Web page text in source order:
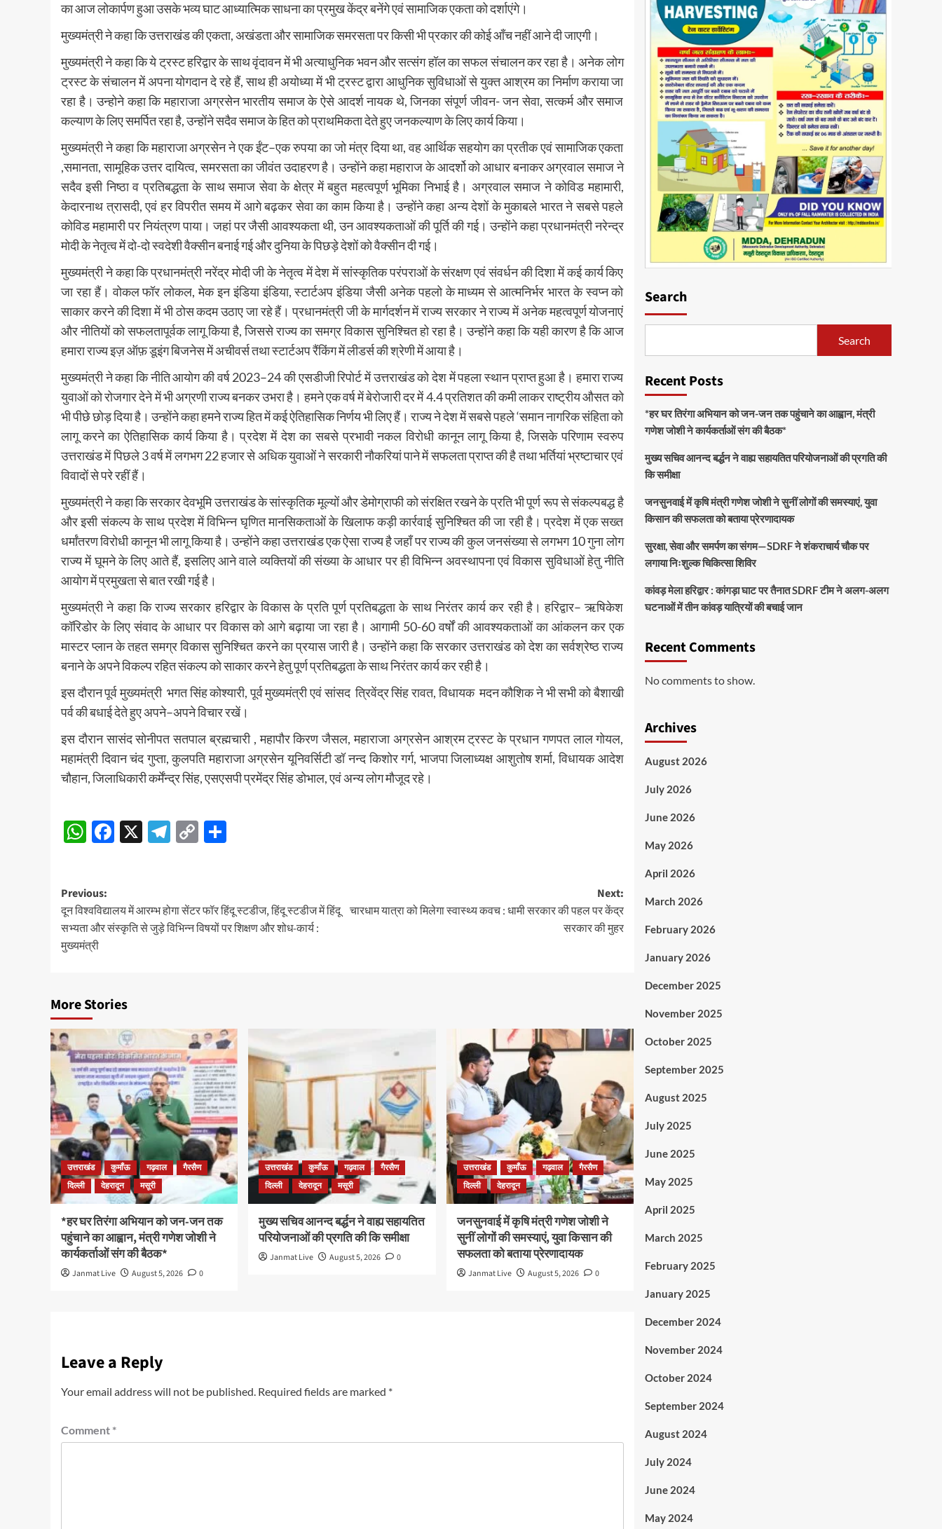
का आज लोकार्पण हुआ उसके भव्य घाट आध्यात्मिक साधना का प्रमुख केंद्र बनेंगे एवं सामाजिक एकता को दर्शाएंगे।
मुख्यमंत्री ने कहा कि उत्तराखंड की एकता, अखंडता और सामाजिक समरसता पर किसी भी प्रकार की कोई आँच नहीं आने दी जाएगी।
मुख्यमंत्री ने कहा कि ये ट्रस्ट हरिद्वार के साथ वृंदावन में भी अत्याधुनिक भवन और सत्संग हॉल का सफल संचालन कर रहा है। अनेक लोग
ट्रस्ट के संचालन में अपना योगदान दे रहे हैं, साथ ही अयोध्या में भी ट्रस्ट द्वारा आधुनिक सुविधाओं से युक्त आश्रम का निर्माण कराया जा
रहा है। उन्होने कहा कि महाराजा अग्रसेन भारतीय समाज के ऐसे आदर्श नायक थे, जिनका संपूर्ण जीवन- जन सेवा, सत्कर्म और समाज
कल्याण के लिए समर्पित रहा है, उन्होंने सदैव समाज के हित को प्राथमिकता देते हुए जनकल्याण के लिए कार्य किया।
मुख्यमंत्री ने कहा कि महाराजा अग्रसेन ने एक ईंट–एक रुपया का जो मंत्र दिया था, वह आर्थिक सहयोग का प्रतीक एवं सामाजिक एकता
,समानता, सामूहिक उत्तर दायित्व, समरसता का जीवंत उदाहरण है। उन्होंने कहा महाराज के आदर्शो को आधार बनाकर अग्रवाल समाज ने
सदैव इसी निष्ठा व प्रतिबद्धता के साथ समाज सेवा के क्षेत्र में बहुत महत्वपूर्ण भूमिका निभाई है। अग्रवाल समाज ने कोविड महामारी,
केदारनाथ त्रासदी, एवं हर विपरीत समय में आगे बढ़कर सेवा का काम किया है। उन्होंने कहा अन्य देशों के मुकाबले भारत ने सबसे पहले
कोविड महामारी पर नियंत्रण पाया। जहां पर जैसी आवश्यकता थी, उन आवश्यकताओं की पूर्ति की गई। उन्होंने कहा प्रधानमंत्री नरेन्द्र
मोदी के नेतृत्व में दो-दो स्वदेशी वैक्सीन बनाई गई और दुनिया के पिछड़े देशों को वैक्सीन दी गई।
मुख्यमंत्री ने कहा कि प्रधानमंत्री नरेंद्र मोदी जी के नेतृत्व में देश में सांस्कृतिक परंपराओं के संरक्षण एवं संवर्धन की दिशा में कई कार्य किए
जा रहा हैं। वोकल फॉर लोकल, मेक इन इंडिया इंडिया, स्टार्टअप इंडिया जैसी अनेक पहलो के माध्यम से आत्मनिर्भर भारत के स्वप्न को
साकार करने की दिशा में भी ठोस कदम उठाए जा रहे हैं। प्रधानमंत्री जी के मार्गदर्शन में राज्य सरकार ने राज्य में अनेक महत्वपूर्ण योजनाएं
और नीतियों को सफलतापूर्वक लागू किया है, जिससे राज्य का समग्र विकास सुनिश्चित हो रहा है। उन्होंने कहा कि यही कारण है कि आज
हमारा राज्य इज़ ऑफ़ डूइंग बिजनेस में अचीवर्स तथा स्टार्टअप रैंकिंग में लीडर्स की श्रेणी में आया है।
मुख्यमंत्री ने कहा कि नीति आयोग की वर्ष 2023–24 की एसडीजी रिपोर्ट में उत्तराखंड को देश में पहला स्थान प्राप्त हुआ है। हमारा राज्य
युवाओं को रोजगार देने में भी अग्रणी राज्य बनकर उभरा है। हमने एक वर्ष में बेरोजारी दर में 4.4 प्रतिशत की कमी लाकर राष्ट्रीय औसत को
भी पीछे छोड़ दिया है। उन्होंने कहा हमने राज्य हित में कई ऐतिहासिक निर्णय भी लिए हैं। राज्य ने देश में सबसे पहले ‘समान नागरिक संहिता को
लागू करने का ऐतिहासिक कार्य किया है। प्रदेश में देश का सबसे प्रभावी नकल विरोधी कानून लागू किया है, जिसके परिणाम स्वरुप
उत्तराखंड में पिछले 3 वर्ष में लगभग 22 हजार से अधिक युवाओं ने सरकारी नौकरियां पाने में सफलता प्राप्त की है तथा भर्तियां भ्रष्टाचार एवं
विवादों से परे रहीं हैं।
मुख्यमंत्री ने कहा कि सरकार देवभूमि उत्तराखंड के सांस्कृतिक मूल्यों और डेमोग्राफी को संरक्षित रखने के प्रति भी पूर्ण रूप से संकल्पबद्ध है
और इसी संकल्प के साथ प्रदेश में विभिन्न घृणित मानसिकताओं के खिलाफ कड़ी कार्रवाई सुनिश्चित की जा रही है। प्रदेश में एक सख्त
धर्मांतरण विरोधी कानून भी लागू किया है। उन्होंने कहा उत्तराखंड एक ऐसा राज्य है जहाँ पर राज्य की कुल जनसंख्या से लगभग 10 गुना लोग
राज्य में घूमने के लिए आते हैं, इसलिए आने वाले व्यक्तियों की संख्या के आधार पर ही विभिन्न अवस्थापना एवं विकास सुविधाओं हेतु नीति
आयोग में प्रमुखता से बात रखी गई है।
मुख्यमंत्री ने कहा कि राज्य सरकार हरिद्वार के विकास के प्रति पूर्ण प्रतिबद्धता के साथ निरंतर कार्य कर रही है। हरिद्वार– ऋषिकेश
कॉरिडोर के लिए संवाद के आधार पर विकास को आगे बढ़ाया जा रहा है। आगामी 50-60 वर्षों की आवश्यकताओं का आंकलन कर एक
मास्टर प्लान के तहत समग्र विकास सुनिश्चित करने का प्रयास जारी है। उन्होंने कहा कि सरकार उत्तराखंड को देश का सर्वश्रेष्ठ राज्य
बनाने के अपने विकल्प रहित संकल्प को साकार करने हेतु पूर्ण प्रतिबद्धता के साथ निरंतर कार्य कर रही है।
इस दौरान पूर्व मुख्यमंत्री भगत सिंह कोश्यारी, पूर्व मुख्यमंत्री एवं सांसद त्रिवेंद्र सिंह रावत, विधायक मदन कौशिक ने भी सभी को बैशाखी
पर्व की बधाई देते हुए अपने–अपने विचार रखें।
इस दौरान सासंद सोनीपत सतपाल ब्रह्मचारी , महापौर किरण जैसल, महाराजा अग्रसेन आश्रम ट्रस्ट के प्रधान गणपत लाल गोयल,
महामंत्री दिवान चंद गुप्ता, कुलपति महाराजा अग्रसेन यूनिवर्सिटी डॉ नन्द किशोर गर्ग, भाजपा जिलाध्यक्ष आशुतोष शर्मा, विधायक आदेश
चौहान, जिलाधिकारी कर्मेंन्द्र सिंह, एसएसपी प्रमेंद्र सिंह डोभाल, एवं अन्य लोग मौजूद रहे।
Post
Navigation
WhatsApp
Facebook
X Telegram
Copy
Post
navigation
Previous:
दून विश्वविद्यालय में आरम्भ होगा सेंटर फॉर हिंदू स्टडीज, हिंदू स्टडीज में हिंदू
सभ्यता और संस्कृति से जुड़े विभिन्न विषयों पर शिक्षण और शोध-कार्य :
मुख्यमंत्री
Next:
चारधाम यात्रा को मिलेगा स्वास्थ्य कवच : धामी सरकार की पहल पर केंद्र
सरकार की मुहर
More Stories
उत्तराखंड कुमाँऊ गढ़वाल
गैरसैण
दिल्ली
देहरादून मसूरी
*हर घर तिरंगा अभियान को जन-जन तक
पहुंचाने का आह्वान, मंत्री गणेश जोशी ने
कार्यकर्ताओं संग की बैठक*
Janmat Live August 5, 2026 0
उत्तराखंड कुमाँऊ गढ़वाल
गैरसैण
दिल्ली
देहरादून मसूरी
मुख्य सचिव आनन्द बर्द्धन ने वाह्य सहायतित
परियोजनाओं की प्रगति की कि समीक्षा
Janmat Live August 5, 2026 0
उत्तराखंड कुमाँऊ गढ़वाल
गैरसैण
दिल्ली
देहरादून
जनसुनवाई में कृषि मंत्री गणेश जोशी ने
सुनीं लोगों की समस्याएं, युवा किसान की
सफलता को बताया प्रेरणादायक
Janmat Live August 5, 2026 0
Leave a Reply
Your email address will not be published. Required fields are marked *
Comment *
Search
Search
Recent Posts
*हर घर तिरंगा अभियान को जन-जन तक पहुंचाने का आह्वान, मंत्री
गणेश जोशी ने कार्यकर्ताओं संग की बैठक*
मुख्य सचिव आनन्द बर्द्धन ने वाह्य सहायतित परियोजनाओं की प्रगति की
कि समीक्षा
जनसुनवाई में कृषि मंत्री गणेश जोशी ने सुनीं लोगों की समस्याएं, युवा
किसान की सफलता को बताया प्रेरणादायक
सुरक्षा, सेवा और समर्पण का संगम—SDRF ने शंकराचार्य चौक पर
लगाया निःशुल्क चिकित्सा शिविर
कांवड़ मेला हरिद्वार : कांगड़ा घाट पर तैनात SDRF टीम ने अलग-अलग
घटनाओं में तीन कांवड़ यात्रियों की बचाई जान
Recent Comments
No comments to show.
Archives
August 2026
July 2026
June 2026
May 2026
April 2026
March 2026
February 2026
January 2026
December 2025
November 2025
October 2025
September 2025
August 2025
July 2025
June 2025
May 2025
April 2025
March 2025
February 2025
January 2025
December 2024
November 2024
October 2024
September 2024
August 2024
July 2024
June 2024
May 2024